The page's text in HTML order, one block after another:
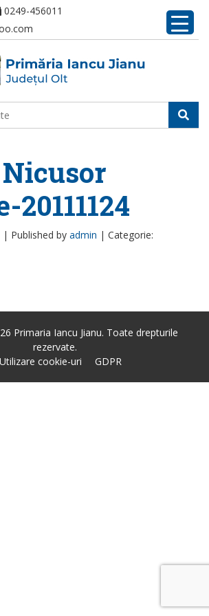
0249-456011
20111124
| Published by admin | Categorie:
Primaria Iancu Jianu. Toate drepturile
rezervate.
Utilizare cookie-uri
GDPR